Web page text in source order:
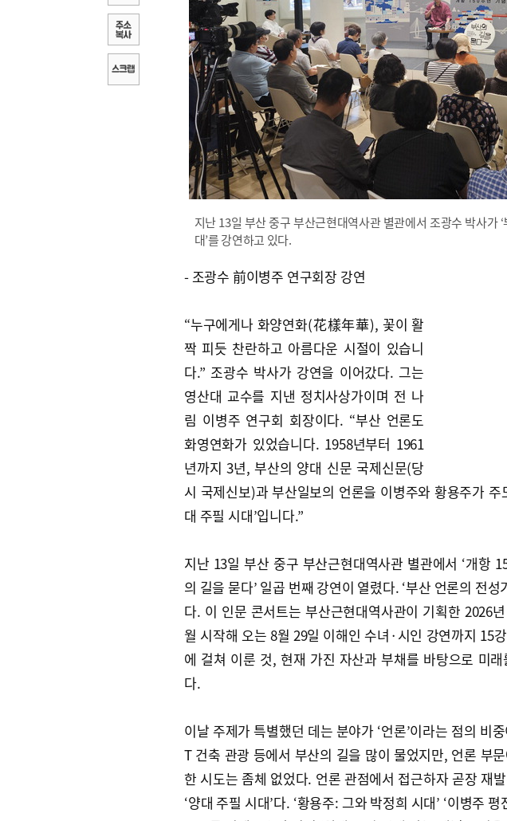
지난 13일 부산 중구 부산근현대역사관 별관에서 조광수 박사가
대’를 강연하고 있다.
- 조광수 前이병주 연구회장 강연
“누구에게나 화양연화(花樣年華), 꽃이 활
짝 피듯 찬란하고 아름다운 시절이 있습니
다.” 조광수 박사가 강연을 이어갔다. 그는
영산대 교수를 지낸 정치사상가이며 전 나
림 이병주 연구회 회장이다. “부산 언론도
화영연화가 있었습니다. 1958년부터 1961
년까지 3년, 부산의 양대 신문 국제신문(당
시 국제신보)과 부산일보의 언론을 이병주와 황용주가 주
대 주필 시대’입니다.”
지난 13일 부산 중구 부산근현대역사관 별관에서 ‘개항
의 길을 묻다’ 일곱 번째 강연이 열렸다. ‘부산 언론의 전
다. 이 인문 콘서트는 부산근현대역사관이 기획한 2026
월 시작해 오는 8월 29일 이해인 수녀·시인 강연까지 15
에 걸쳐 이룬 것, 현재 가진 자산과 부채를 바탕으로 미
다.
이날 주제가 특별했던 데는 분야가 ‘언론’이라는 점의 비
T 건축 관광 등에서 부산의 길을 많이 물었지만, 언론 부
한 시도는 좀체 없었다. 언론 관점에서 접근하자 곧장 재
‘양대 주필 시대’다. ‘황용주: 그와 박정희 시대’ ‘이병주